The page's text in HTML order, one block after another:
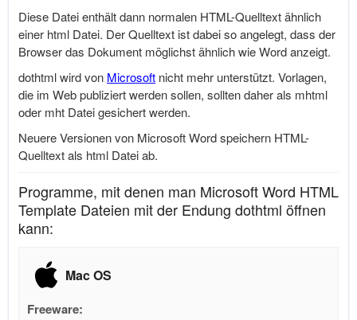
Diese Datei enthält dann normalen HTML-Quelltext ähnlich
einer html Datei. Der Quelltext ist dabei so angelegt, dass der
Browser das Dokument möglichst ähnlich wie Word anzeigt.
dothtml wird von Microsoft nicht mehr unterstützt. Vorlagen,
die im Web publiziert werden sollen, sollten daher als mhtml
oder mht Datei gesichert werden.
Neuere Versionen von MicrosoftWord speichern HTML-
Quelltext als html Datei ab.
Programme, mit denen man Microsoft Word HTML
Template Dateien mit der Endung dothtml öffnen
kann:
Mac OS
Freeware: